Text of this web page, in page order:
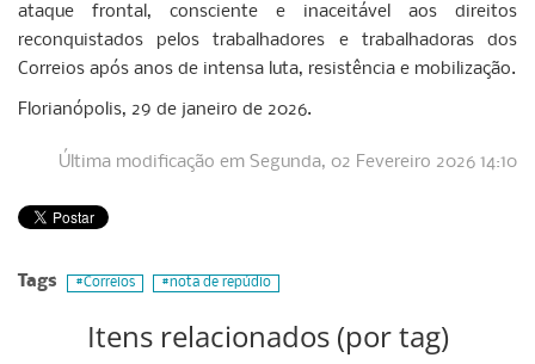
ataque frontal, consciente e inaceitável aos direitos
reconquistados pelos trabalhadores e trabalhadoras dos
Correios após anos de intensa luta, resistência e mobilização.
Florianópolis, 29 de janeiro de 2026.
Última modificação em Segunda, 02 Fevereiro 2026 14:10
Tags Correios nota de repúdio
Itens relacionados (por tag)